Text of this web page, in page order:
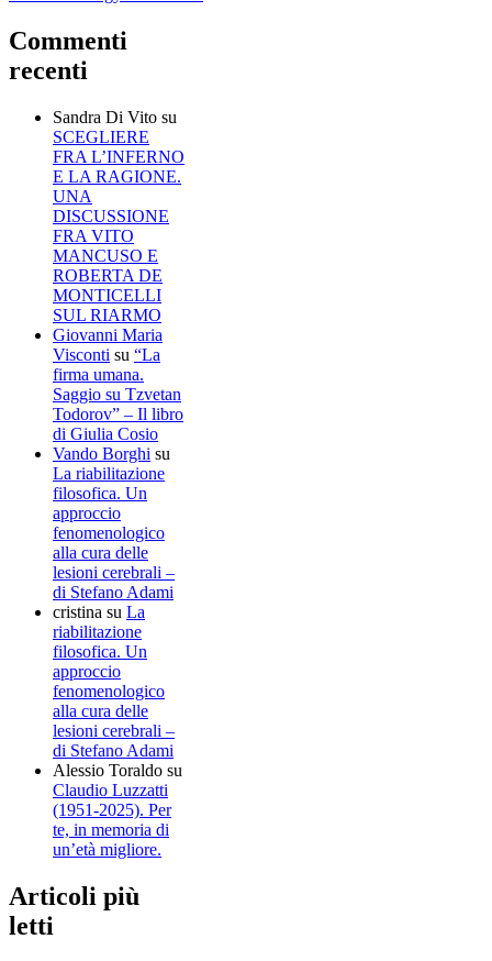
Commenti
recenti
Sandra Di Vito su
SCEGLIERE
FRA L’INFERNO
E LA RAGIONE.
UNA
DISCUSSIONE
FRA VITO
MANCUSO E
ROBERTA DE
MONTICELLI
SUL RIARMO
Giovanni Maria
Visconti su “La
firma umana.
Saggio su Tzvetan
Todorov” – Il libro
di Giulia Cosio
Vando Borghi su
La riabilitazione
filosofica. Un
approccio
fenomenologico
alla cura delle
lesioni cerebrali –
di Stefano Adami
cristina su La
riabilitazione
filosofica. Un
approccio
fenomenologico
alla cura delle
lesioni cerebrali –
di Stefano Adami
Alessio Toraldo su
Claudio Luzzatti
(1951-2025). Per
te, in memoria di
un’età migliore.
Articoli più
letti